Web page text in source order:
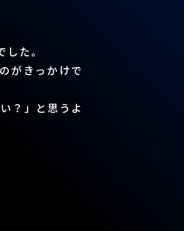
た。
がきっかけで
？」と思うよ